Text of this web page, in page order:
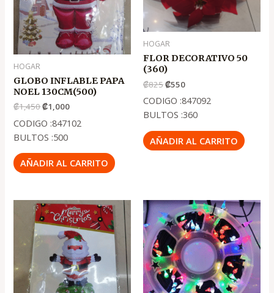
HOGAR
GLOBO INFLABLE PAPA
NOEL 130CM(500)
₡1,450₡1,000
CODIGO :847102
BULTOS :500
AÑADIR AL CARRITO
HOGAR
FLOR DECORATIVO 50
(360)
₡825₡550
CODIGO :847092
BULTOS :360
AÑADIR AL CARRITO
El
precio
original
era:
.
₡1,450
El
precio
actual
es:
.
₡1,000
El
precio
original
era:
₡6,950
El
precio
actual
es:
.
₡4,750